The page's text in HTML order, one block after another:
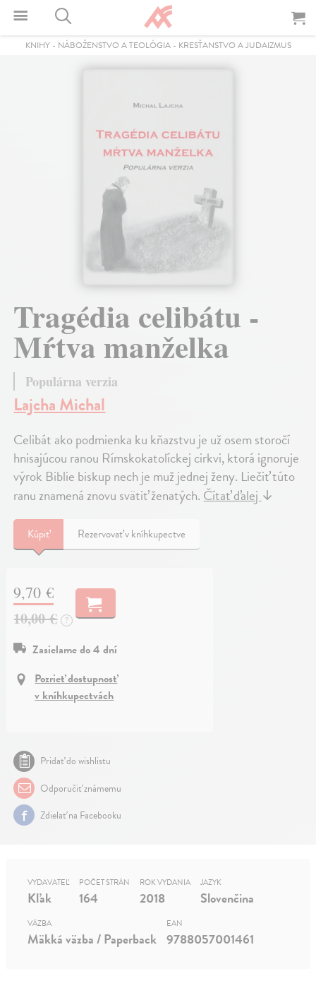
KNIHY- NÁBOŽENSTVO A TEOLÓGIA- KRESŤANSTVO A JUDAIZMUS
Tragédia celibátu -
Mŕtva manželka
Populárna verzia
Lajcha Michal
Celibát ako podmienka ku kňazstvu je už osem storočí
hnisajúcou ranou Rímskokatolíckej cirkvi, ktorá ignoruje
výrok Biblie biskup nech je muž jednej ženy. Liečiť túto
ranu znamená znovu svätiť ženatých.Čítať ďalej↓
Kúpiť Rezervovať v kníhkupectve
9,70 €
10,00 €
?
Zasielame do 4 dní
Pozrieť dostupnosť
v kníhkupectvách
Pridať do wishlistu
Odporučiť známemu
Zdielať na Facebooku
VYDAVATEĽ
Kľak
POČET STRÁN
164
ROK VYDANIA
2018
JAZYK
Slovenčina
VÄZBA
Mäkká väzba / Paperback
EAN
9788057001461